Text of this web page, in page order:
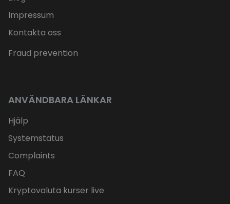
Impressum
Kontakta oss
Fraud prevention
ANVÄNDBARA LÄNKAR
Hjälp
Systemstatus
Complaints
FAQ
Kryptovaluta kurser live